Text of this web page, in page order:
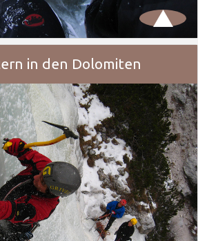
in den Dolomiten